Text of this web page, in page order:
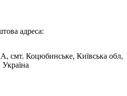
адреса:
смт. Коцюбинське, Київська обл,
Україна